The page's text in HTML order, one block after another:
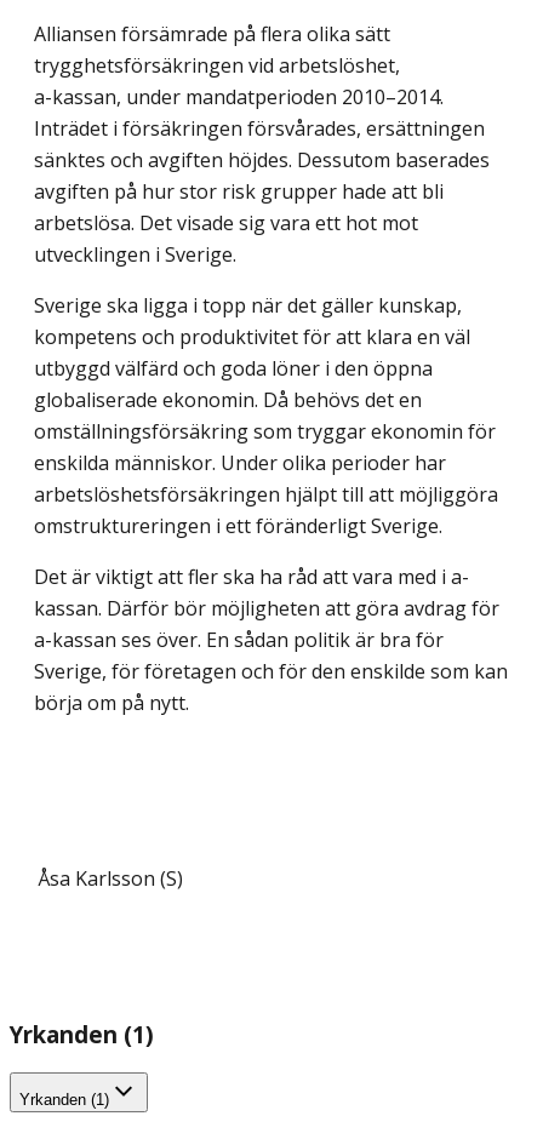
Alliansen försämrade på flera olika sätt
trygghetsförsäkringen vid arbetslöshet,
a-kassan, under mandatperioden 2010–2014.
Inträdet i försäkringen försvårades, ersättningen
sänktes och avgiften höjdes. Dessutom baserades
avgiften på hur stor risk grupper hade att bli
arbetslösa. Det visade sig vara ett hot mot
utvecklingen i Sverige.
Sverige ska ligga i topp när det gäller kunskap,
kompetens och produktivitet för att klara en väl
utbyggd välfärd och goda löner i den öppna
globaliserade ekonomin. Då behövs det en
omställningsförsäkring som tryggar ekonomin för
enskilda människor. Under olika perioder har
arbetslöshetsförsäkringen hjälpt till att möjliggöra
omstruk­tureringen i ett föränderligt Sverige.
Det är viktigt att fler ska ha råd att vara med i a-
kassan. Därför bör möjligheten att göra avdrag för
a-kassan ses över. En sådan politik är bra för
Sverige, för företagen och för den enskilde som kan
börja om på nytt.
Åsa Karlsson (S)
Yrkanden (1)
Yrkanden (1)